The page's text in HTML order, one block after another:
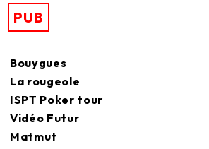
PUB
Bouygues
La rougeole
ISPT Poker tour
Vidéo Futur
Matmut